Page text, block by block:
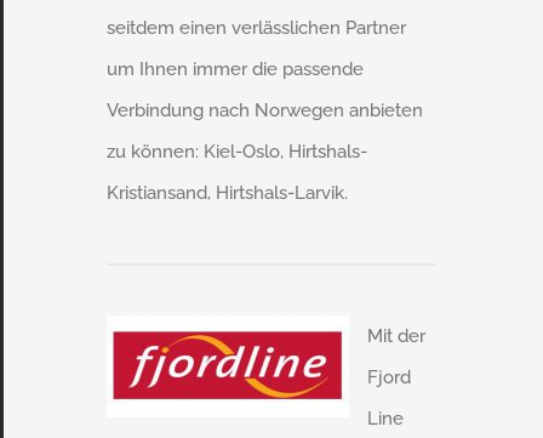
seitdem einen verlässlichen Partner
um Ihnen immer die passende
Verbindung nach Norwegen anbieten
zu können: Kiel-Oslo, Hirtshals-
Kristiansand, Hirtshals-Larvik.
Mit der
Fjord
Line